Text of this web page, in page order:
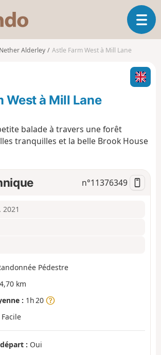
s
o
o
O
u
i
r
l
i
t
Nether Alderley Astle Farm West à Mill Lane
West à Mill Lane
balade à travers une forêt
tranquilles et la belle Brook House
n°11376349
Pédestre
4,70 km
: 1h 20
Facile
: Oui